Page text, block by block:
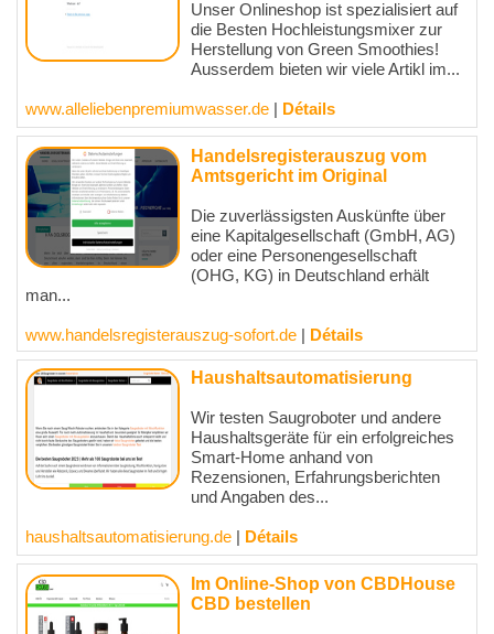
Unser Onlineshop ist spezialisiert auf
die Besten Hochleistungsmixer zur
Herstellung von Green Smoothies!
Ausserdem bieten wir viele Artikl im...
www.alleliebenpremiumwasser.de Détails
Handelsregisterauszug vom
Amtsgericht im Original
Die zuverlässigsten Auskünfte über
eine Kapitalgesellschaft (GmbH, AG)
oder eine Personengesellschaft
(OHG, KG) in Deutschland erhält
man...
www.handelsregisterauszug-sofort.de Détails
Haushaltsautomatisierung
Wir testen Saugroboter und andere
Haushaltsgeräte für ein erfolgreiches
Smart-Home anhand von
Rezensionen, Erfahrungsberichten
und Angaben des...
haushaltsautomatisierung.de Détails
Im Online-Shop von CBDHouse
CBD bestellen